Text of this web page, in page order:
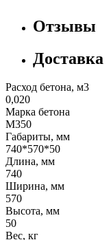
Отзывы
Доставка
Расход бетона, м3
0,020
Марка бетона
М350
Габариты, мм
740*570*50
Длина, мм
740
Ширина, мм
570
Высота, мм
50
Вес, кг